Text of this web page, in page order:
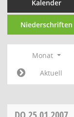
Kalender
Niederschriften
Monat
Aktuell